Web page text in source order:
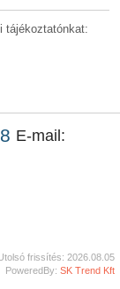
tájékoztatónkat:
E-mail:
frissítés: 2026.08.05
PoweredBy: SK Trend Kft